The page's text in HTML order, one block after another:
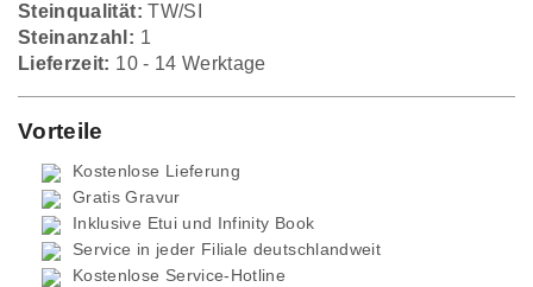
Steinqualität: TW/SI
Steinanzahl: 1
Lieferzeit: 10 - 14 Werktage
Vorteile
Kostenlose Lieferung
Gratis Gravur
Inklusive Etui und Infinity Book
Service in jeder Filiale deutschlandweit
Kostenlose Service-Hotline